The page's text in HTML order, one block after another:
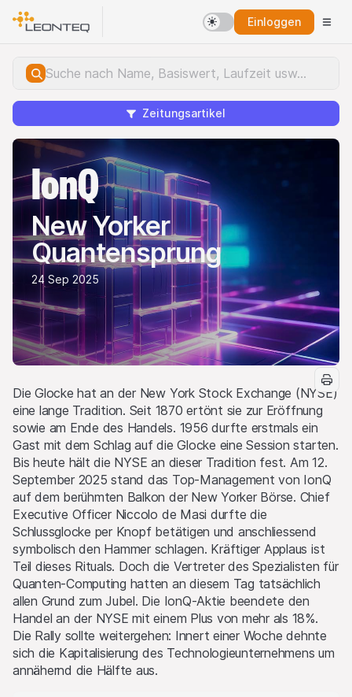
Einloggen
Zeitungsartikel
IonQ
New Yorker
Quantensprung
24 Sep 2025
Die Glocke hat an der New York Stock Exchange (NYSE)
eine lange Tradition. Seit 1870 ertönt sie zur Eröffnung
sowie am Ende des Handels. 1956 durfte erstmals ein
Gast mit dem Schlag auf die Glocke eine Session starten.
Bis heute hält die NYSE an dieser Tradition fest. Am 12.
September 2025 stand das Top-Management von IonQ
auf dem berühmten Balkon der New Yorker Börse. Chief
Executive Officer Niccolo de Masi durfte die
Schlussglocke per Knopf betätigen und anschliessend
symbolisch den Hammer schlagen. Kräftiger Applaus ist
Teil dieses Rituals. Doch die Vertreter des Spezialisten für
Quanten-Computing hatten an diesem Tag tatsächlich
allen Grund zum Jubel. Die IonQ-Aktie beendete den
Handel an der NYSE mit einem Plus von mehr als 18%.
Die Rally sollte weitergehen: Innert einer Woche dehnte
sich die Kapitalisierung des Technologieunternehmens um
annähernd die Hälfte aus.